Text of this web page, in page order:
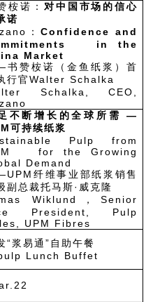
桉诺： 对中国市场的信心
诺
：Confidence and
in the
Market
赞桉诺（金鱼纸浆）首
行官Walter Schalka
Schalka, CEO,
不断增长的全球所需 —
可持续纸浆
Pulp from
for the Growing
Demand
纤维事业部纸浆销售
副总裁托马斯·威克隆
Wiklund，Senior
President, Pulp
UPM Fibres
“浆易通”自助午餐
Lunch Buffet